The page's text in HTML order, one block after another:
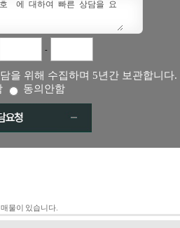
-
을 위해 수집하며 5년간 보관합니다.
동의안함
물이 있습니다.